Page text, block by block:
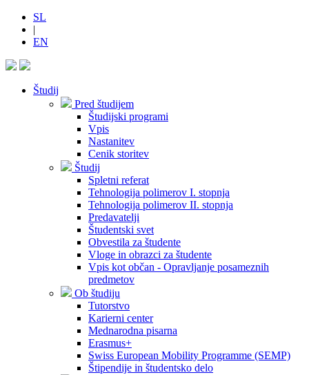
SL
|
EN
Študij
Pred študijem
Študijski programi
Vpis
Nastanitev
Cenik storitev
Študij
Spletni referat
Tehnologija polimerov I. stopnja
Tehnologija polimerov II. stopnja
Predavatelji
Študentski svet
Obvestila za študente
Vloge in obrazci za študente
Vpis kot občan - Opravljanje posameznih
predmetov
Ob študiju
Tutorstvo
Karierni center
Mednarodna pisarna
Erasmus+
Swiss European Mobility Programme (SEMP)
Štipendije in študentsko delo